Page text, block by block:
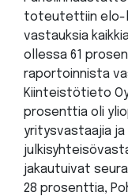
toteutettiin elo-
vastauksia
ollessa 61
raportoinnista
Kiinteistötieto
prosenttia oli
yritysvastaajia
jakautuivat
28 prosenttia,